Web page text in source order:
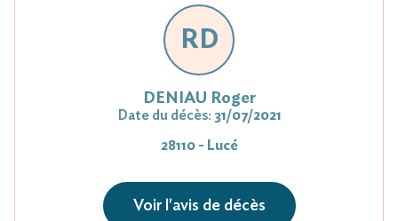
RD
DENIAU Roger
Date du décès: 31/07/2021
28110 - Lucé
Voir l'avis de décès